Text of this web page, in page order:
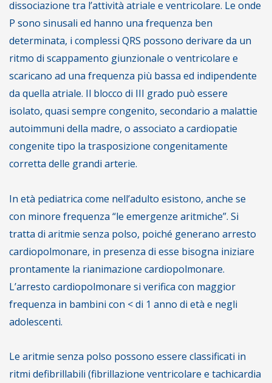
dissociazione tra l’attività atriale e ventricolare. Le onde
P sono sinusali ed hanno una frequenza ben
determinata, i complessi QRS possono derivare da un
ritmo di scappamento giunzionale o ventricolare e
scaricano ad una frequenza più bassa ed indipendente
da quella atriale. Il blocco di III grado può essere
isolato, quasi sempre congenito, secondario a malattie
autoimmuni della madre, o associato a cardiopatie
congenite tipo la trasposizione congenitamente
corretta delle grandi arterie.
In età pediatrica come nell’adulto esistono, anche se
con minore frequenza “le emergenze aritmiche”. Si
tratta di aritmie senza polso, poiché generano arresto
cardiopolmonare, in presenza di esse bisogna iniziare
prontamente la rianimazione cardiopolmonare.
L’arresto cardiopolmonare si verifica con maggior
frequenza in bambini con < di 1 anno di età e negli
adolescenti.
Le aritmie senza polso possono essere classificati in
ritmi defibrillabili (fibrillazione ventricolare e tachicardia